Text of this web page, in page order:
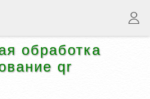
обработка
qr